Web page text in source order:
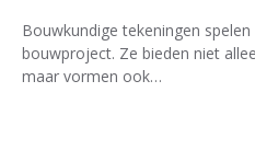
Bouwkundige tekeningen
bouwproject. Ze bieden niet
maar vormen ook…